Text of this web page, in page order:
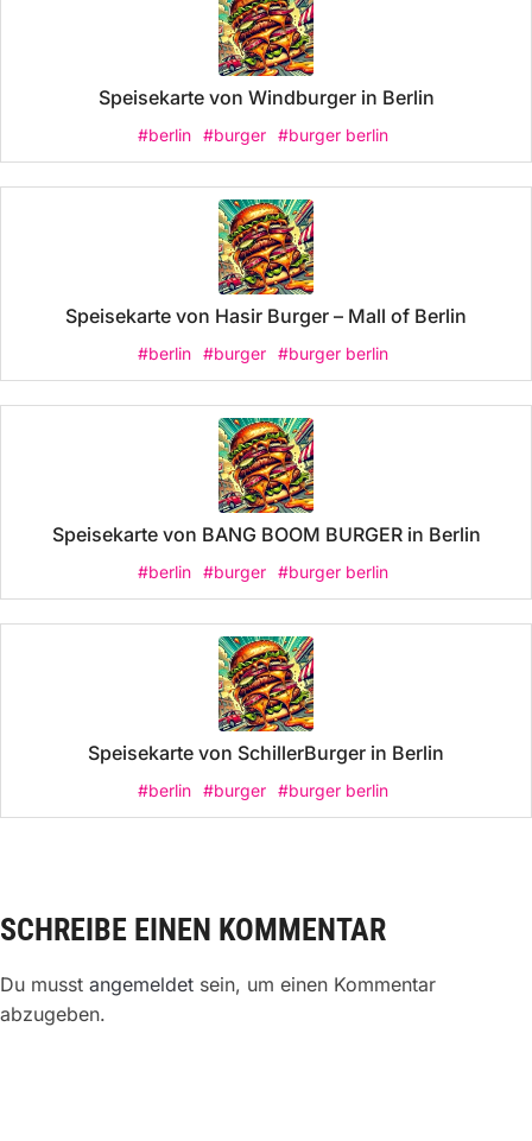
Speisekarte von Windburger in Berlin
#berlin #burger #burger berlin
Speisekarte von Hasir Burger – Mall of Berlin
#berlin #burger #burger berlin
Speisekarte von BANG BOOM BURGER in Berlin
#berlin #burger #burger berlin
Speisekarte von SchillerBurger in Berlin
#berlin #burger #burger berlin
SCHREIBE EINEN KOMMENTAR
Du musst angemeldet sein, um einen Kommentar
abzugeben.